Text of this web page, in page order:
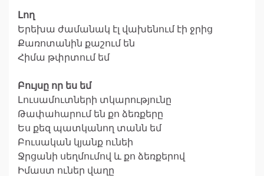
Լող
Երեխա ժամանակ էլ վախենում էի ջրից
Քառոտանին քաշում են
Հիմա թփրտում եմ
Բույսը որ ես եմ
Լուսամուտների տկարությունը
Թափահարում են քո ձեռքերը
Ես քեզ պատկանող տանն եմ
Բուսական կյանք ունեի
Ջրցանի սեղմումով և քո ձեռքերով
Իմաստ ուներ վաղը